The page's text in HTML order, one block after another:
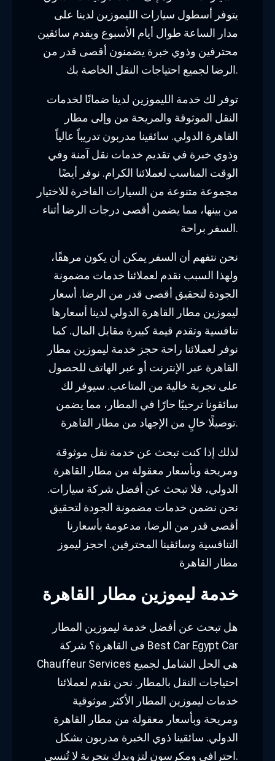
يتوفر أسطول سيارات الليموزين لدينا على
مدار الساعة طوال أيام الأسبوع ويقدم سائقين
محترفين وذوي خبرة يضمنون أقصى قدر من
الرضا لجميع احتياجات النقل الخاصة بك.
توفر لك خدمة الليموزين لدينا ضمانًا لخدمات
النقل الموثوقة والمريحة من وإلى مطار
القاهرة الدولي. سائقينا مدربون تدريباً عالياً
وذوي خبرة في تقديم خدمات نقل آمنة وفي
الوقت المناسب لعملائنا الكرام. نوفر أيضًا
مجموعة متنوعة من السيارات الفاخرة للاختيار
من بينها، مما يضمن أقصى درجات الرضا أثناء
السفر براحة.
نحن نتفهم أن السفر يمكن أن يكون مرهقًا،
ولهذا السبب نقدم لعملائنا خدمات مضمونة
الجودة لتحقيق أقصى قدر من الرضا. أسعار
ليموزين مطار القاهرة الدولي لدينا أسعارها
تنافسية وتقدم قيمة كبيرة مقابل المال. كما
نوفر لعملائنا راحة حجز خدمة ليموزين مطار
القاهرة عبر الإنترنت أو عبر الهاتف للحصول
على تجربة خالية من المتاعب. سيوفر لك
سائقونا ترحيبًا حارًا في المطار، مما يضمن
توصيلًا خالٍ من الإجهاد من مطار القاهرة.
لذلك إذا كنت تبحث عن خدمة نقل موثوقة
ومريحة وبأسعار معقولة من مطار القاهرة
الدولي، فلا تبحث عن أفضل شركة سيارات.
نحن نضمن خدمات مضمونة الجودة لتحقيق
أقصى قدر من الرضا، مدعومة بأسعارنا
التنافسية وسائقينا المحترفين. احجز ليموز
مطار القاهرة
خدمة ليموزين مطار القاهرة
هل تبحث عن أفضل خدمة ليموزين المطار
فى القاهرة؟ شركة Best Car Egypt Car
Chauffeur Services هي الحل الشامل لجميع
احتياجات النقل بالمطار. نحن نقدم لعملائنا
خدمات ليموزين المطار الأكثر موثوقية
ومريحة وبأسعار معقولة من مطار القاهرة
الدولي. سائقينا ذوي الخبرة مدربون بشكل
احترافي ومكرسون لتزويدك بتجربة لا تُنسى.